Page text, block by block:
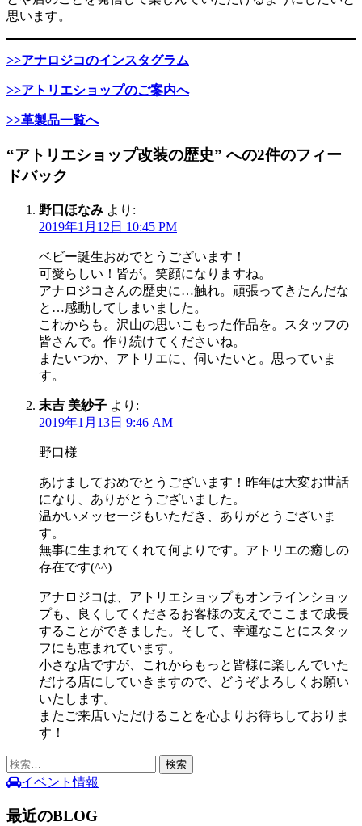
思います。
>>アナロジコのインスタグラム
>>アトリエショップのご案内へ
>>革製品一覧へ
“アトリエショップ改装の歴史” への2件のフィー
ドバック
野口ほなみ より:
2019年1月12日 10:45 PM
ベビー誕生おめでとうございます！
可愛らしい！皆が。笑顔になりますね。
アナロジコさんの歴史に…触れ。頑張ってきたんだな
と…感動してしまいました。
これからも。沢山の思いこもった作品を。スタッフの
皆さんで。作り続けてくださいね。
またいつか、アトリエに、伺いたいと。思っていま
す。
末吉 美紗子 より:
2019年1月13日 9:46 AM
野口様
あけましておめでとうございます！昨年は大変お世話
になり、ありがとうございました。
温かいメッセージもいただき、ありがとうございま
す。
無事に生まれてくれて何よりです。アトリエの癒しの
存在です(^^)
アナロジコは、アトリエショップもオンラインショッ
プも、良くしてくださるお客様の支えでここまで成長
することができました。そして、幸運なことにスタッ
フにも恵まれています。
小さな店ですが、これからもっと皆様に楽しんでいた
だける店にしていきますので、どうぞよろしくお願い
いたします。
またご来店いただけることを心よりお待ちしておりま
す！
検
索:イベント情報
最近のBLOG